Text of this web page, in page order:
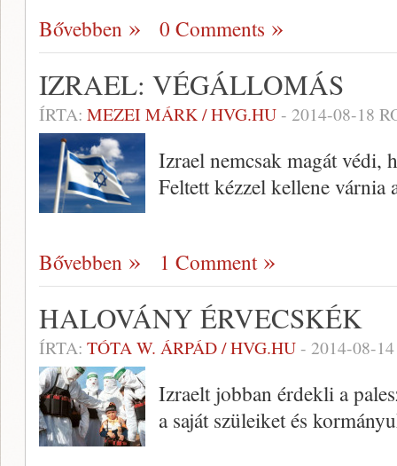
Bővebben 0 Comments
IZRAEL: VÉGÁLLOMÁS
ÍRTA: MEZEI MÁRK / HVG.HU- 2014-08-18
Izrael nemcsak magát védi,
Feltett kézzel kellene várnia
Bővebben 1 Comment
HALOVÁNY ÉRVECSKÉK
ÍRTA: TÓTA W. ÁRPÁD / HVG.HU- 2014-08-14
Izraelt jobban érdekli a
a saját szüleiket és